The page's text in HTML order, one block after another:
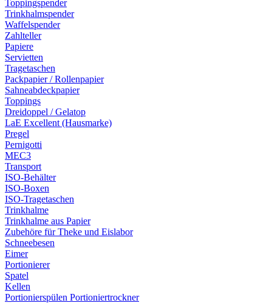
Toppingspender
Trinkhalmspender
Waffelspender
Zahlteller
Papiere
Servietten
Tragetaschen
Packpapier / Rollenpapier
Sahneabdeckpapier
Toppings
Dreidoppel / Gelatop
LaE Excellent (Hausmarke)
Pregel
Pernigotti
MEC3
Transport
ISO-Behälter
ISO-Boxen
ISO-Tragetaschen
Trinkhalme
Trinkhalme aus Papier
Zubehöre für Theke und Eislabor
Schneebesen
Eimer
Portionierer
Spatel
Kellen
Portionierspülen Portioniertrockner